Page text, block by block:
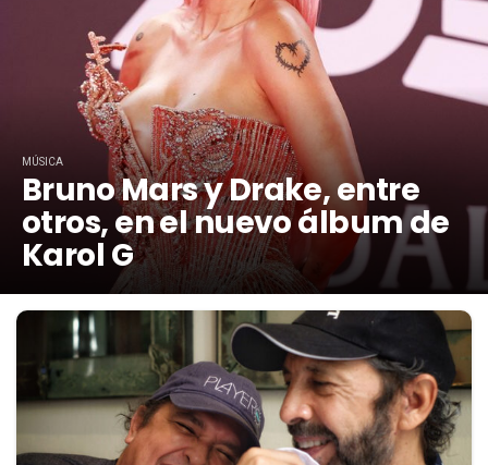
MÚSICA
Bruno Mars y Drake, entre
otros, en el nuevo álbum de
Karol G